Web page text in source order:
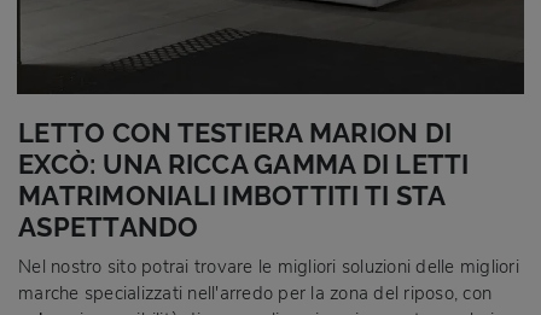
LETTO CON TESTIERA MARION DI
EXCÒ: UNA RICCA GAMMA DI LETTI
MATRIMONIALI IMBOTTITI TI STA
ASPETTANDO
Nel nostro sito potrai trovare le migliori soluzioni delle migliori
marche specializzati nell'arredo per la zona del riposo, con